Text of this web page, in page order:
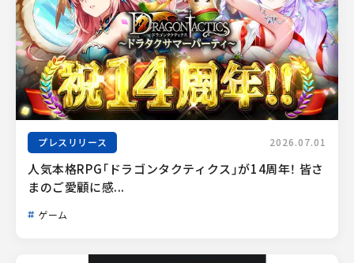
プレスリリース 2026.07.01
人気本格RPG「ドラゴンタクティクス」が14周年！ 皆さ
まのご愛顧に感...
ゲーム